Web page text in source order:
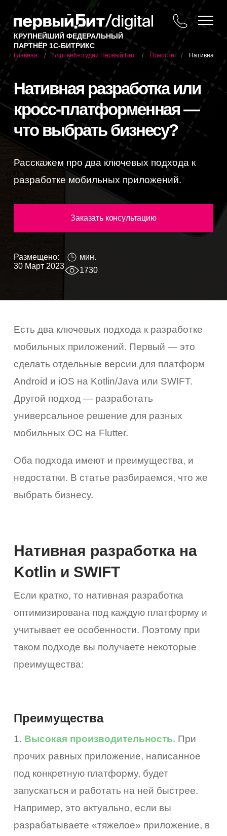
КРУПНЕЙШИЙ ФЕДЕРАЛЬНЫЙ
ПАРТНЁР 1С-БИТРИКС
Главная / Блог веб-студии Первый Бит / Новости / Нативная
Нативная разработка или
кросс-платформенная —
что выбрать бизнесу?
Расскажем про два ключевых подхода к
разработке мобильных приложений.
Заказать консультацию
Размещено:
30 Март 2023
мин.
1730
Есть два ключевых подхода к разработке
мобильных приложений. Первый — это
сделать отдельные версии для платформ
Android и iOS на Kotlin/Java или SWIFT.
Другой подход — разработать
универсальное решение для разных
мобильных ОС на Flutter.
Оба подхода имеют и преимущества, и
недостатки. В статье разбираемся, что же
выбрать бизнесу.
Нативная разработка на
Kotlin и SWIFT
Если кратко, то нативная разработка
оптимизирована под каждую платформу и
учитывает ее особенности. Поэтому при
таком подходе вы получаете некоторые
преимущества:
Преимущества
1. Высокая производительность. При
прочих равных приложение, написанное
под конкретную платформу, будет
запускаться и работать на ней быстрее.
Например, это актуально, если вы
разрабатываете «тяжелое» приложение, в